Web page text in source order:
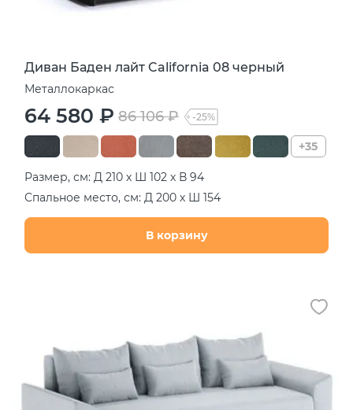
Диван Баден лайт California 08 черный
Металлокаркас
64 580 ₽ 86 106 ₽ -25%
+35
Размер, см: Д 210 х Ш 102 х В 94
Спальное место, см: Д 200 х Ш 154
В корзину